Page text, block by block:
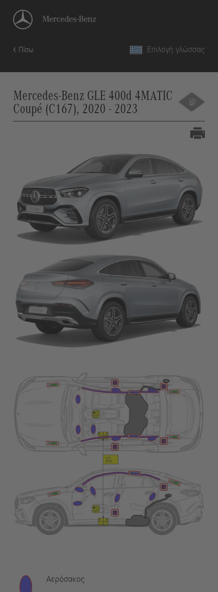
Πίσω Επιλογή γλώσσας
Mercedes-Benz GLE 400d 4MATIC
Coupé (C167), 2020 - 2023
Αερόσακος